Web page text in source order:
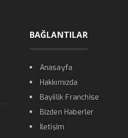
BAĞLANTILAR
Anasayfa
Hakkımızda
Bayiilik Franchise
Bizden Haberler
İletişim